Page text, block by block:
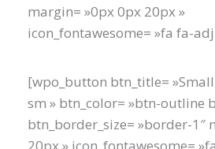
margin= »0px 0px 20px »
icon_fontawesome= »fa fa-
[wpo_button btn_title=
sm » btn_color= »btn-outline
btn_border_size= »border-1″